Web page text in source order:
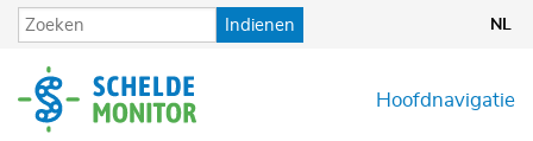
Overslaan
en
de
inhoud
Indienen NL
Hoofdnavigatie